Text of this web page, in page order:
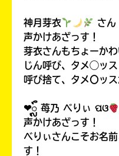
神月芽衣
さん
声かけあざっす！
芽衣さんもちょーかわ
じん呼び、タメ◯ッス
呼び捨て、タメ〇ッス
❤︎ᬼ 苺乃 べりぃ ପଓ
声かけあざっす！
べりぃさんこそお名
す！